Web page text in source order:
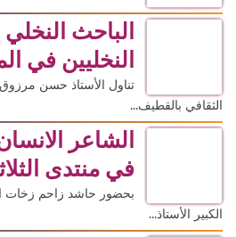
الباحث
النخليين في
تناول الأستاذ حسن مرزوق
الثقافي بالقطيف...
الشاعر
في منتدى
بحضور حاشد زاحم زخات
الكبير الأستاذ...